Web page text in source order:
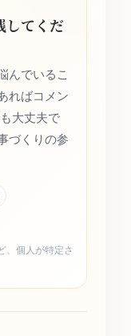
してくだ
んでいるこ
ればコメン
大丈夫で
づくりの参
、個人が特定さ